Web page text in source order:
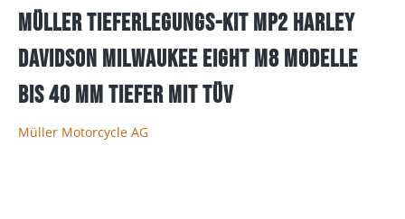
Müller Tieferlegungs-kit MP2 Harley
Davidson Milwaukee Eight M8 Modelle
bis 40 mm tiefer mit TÜV
Müller Motorcycle AG